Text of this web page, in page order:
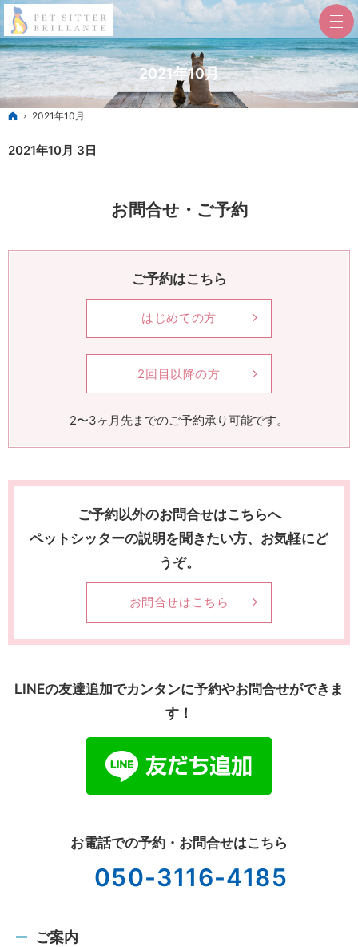
2021年10月
ホーム
2021年10月
2021年10月 3日
お問合せ・ご予約
ご予約はこちら
はじめての方
2回目以降の方
2〜3ヶ月先までのご予約承り可能です。
ご予約以外のお問合せはこちらへ
ペットシッターの説明を聞きたい方、お気軽にど
うぞ。
お問合せはこちら
LINEの友達追加でカンタンに予約やお問合せができま
す！
お電話での予約・お問合せはこちら
050-3116-4185
ご案内